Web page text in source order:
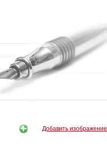
Добавить изображение